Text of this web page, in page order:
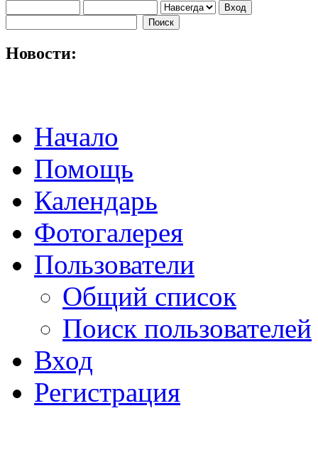
Новости:
Начало
Помощь
Календарь
Фотогалерея
Пользователи
Общий список
Поиск пользователей
Вход
Регистрация